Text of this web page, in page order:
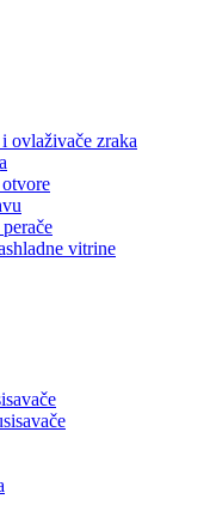
ovlaživače zraka
vitrine